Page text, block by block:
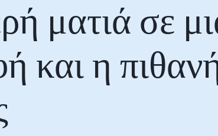
ματιά σε
και η